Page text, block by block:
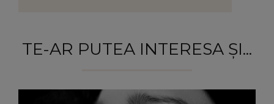
TE-AR PUTEA INTERESA ȘI...